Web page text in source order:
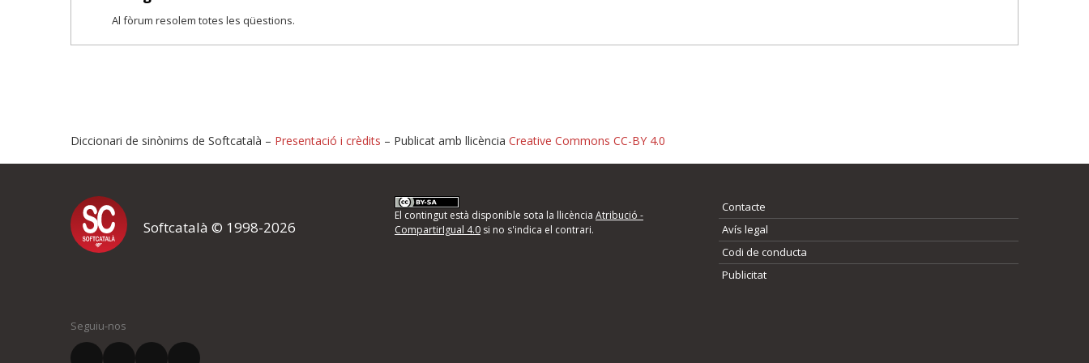
Al fòrum resolem totes les qüestions.
Proposeu-nos millores o informeu d'errors
Si heu trobat un error o voleu proposar alguna millora, ompliu els camps següents i descriviu quina és la millora que
proposeu o l'error del qual voleu informar-nos.
Diccionari de sinònims de Softcatalà – Presentació i crèdits – Publicat amb llicència Creative Commons CC-BY 4.0
Softcatalà © 1998-2026
El contingut està disponible sota la llicència Atribució -
CompartirIgual 4.0si no s'indica el contrari.
Contacte
Avís legal
Codi de conducta
Publicitat
Seguiu-nos